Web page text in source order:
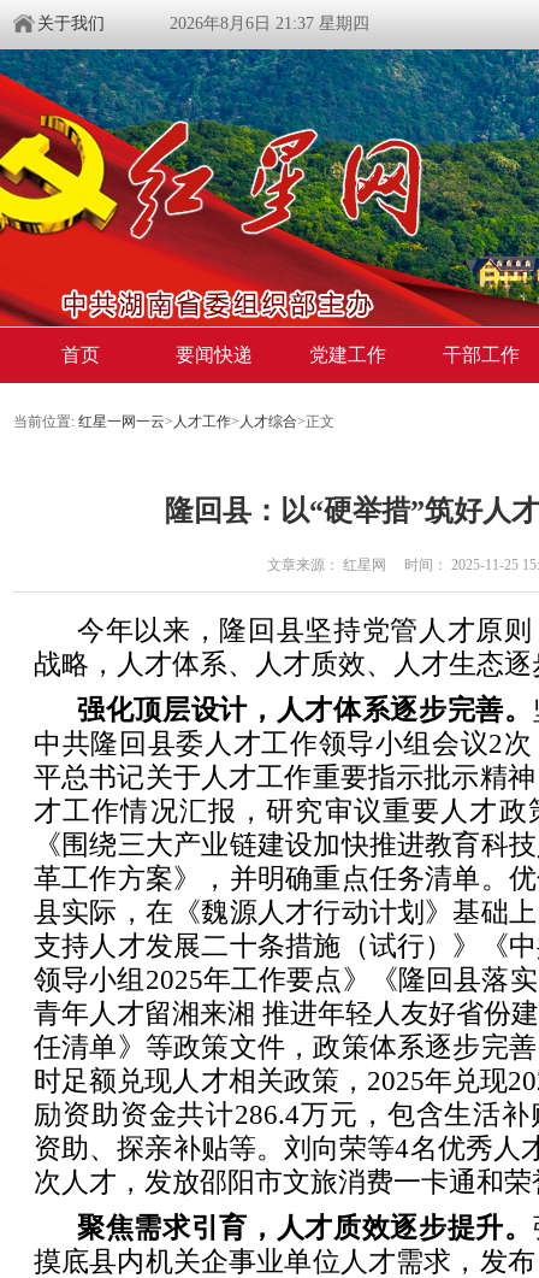
关于我们 2026年8月6日 21:37 星期四
首页 要闻快递 党建工作 干部工作
当前位置: 红星一网一云> 人才工作> 人才综合>正文
隆回县：以“硬举措”筑好人
文章来源： 红星网 时间： 2025-11-25
今年以来，隆回县坚持党管人才原
战略，人才体系、人才质效、人才生态
强化顶层设计，人才体系逐步完善。
中共隆回县委人才工作领导小组会议2
平总书记关于人才工作重要指示批示精
才工作情况汇报，研究审议重要人才政
《围绕三大产业链建设加快推进教育科
革工作方案》，并明确重点任务清单。
县实际，在《魏源人才行动计划》基础
支持人才发展二十条措施（试行）》《
领导小组2025年工作要点》《隆回县落
青年人才留湘来湘 推进年轻人友好省份
任清单》等政策文件，政策体系逐步完
时足额兑现人才相关政策，2025年兑现
励资助资金共计286.4万元，包含生活
资助、探亲补贴等。刘向荣等4名优秀人
次人才，发放邵阳市文旅消费一卡通和
聚焦需求引育，人才质效逐步提升。
摸底县内机关企事业单位人才需求，发